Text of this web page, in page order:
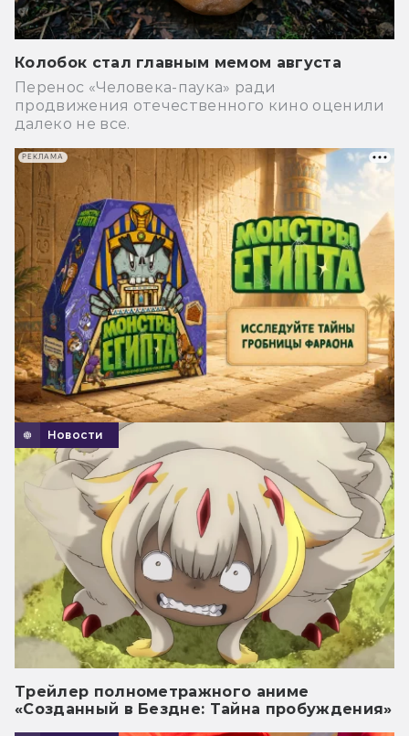
Колобок стал главным мемом августа
Перенос «Человека-паука» ради
продвижения отечественного кино оценили
далеко не все.
Новости
Трейлер полнометражного аниме
«Созданный в Бездне: Тайна пробуждения»
РЕКЛАМА